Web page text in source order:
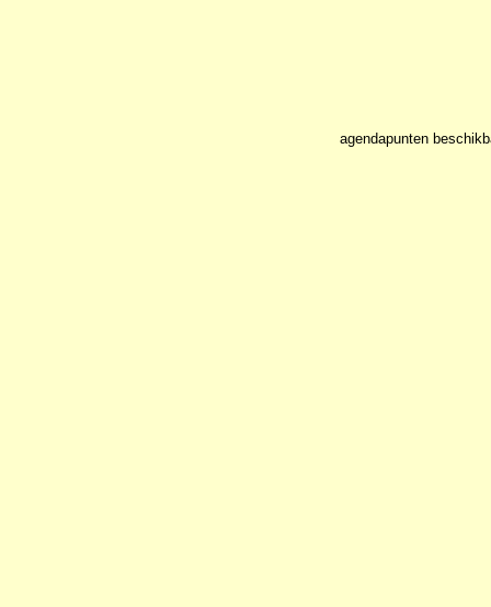
agendapunten